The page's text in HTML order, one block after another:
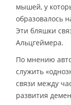
мышей, у
образовалось
Эти бляшки
Альцгеймера.
По мнению
служить
связи между
развития